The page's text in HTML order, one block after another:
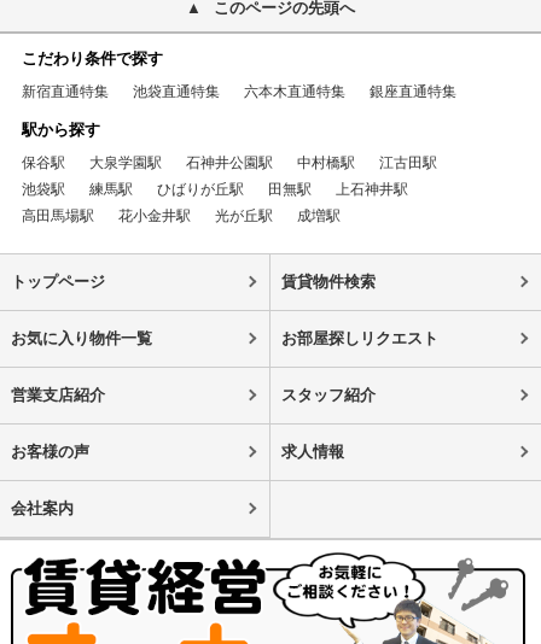
このページの先頭へ
こだわり条件で探す
新宿直通特集 池袋直通特集 六本木直通特集 銀座直通特集
駅から探す
保谷駅 大泉学園駅 石神井公園駅 中村橋駅
江古田駅
池袋駅
練馬駅 ひばりが丘駅 田無駅
上石神井駅
高田馬場駅
花小金井駅 光が丘駅 成増駅
トップページ 賃貸物件検索
お気に入り物件一覧 お部屋探しリクエスト
営業支店紹介 スタッフ紹介
お客様の声 求人情報
会社案内